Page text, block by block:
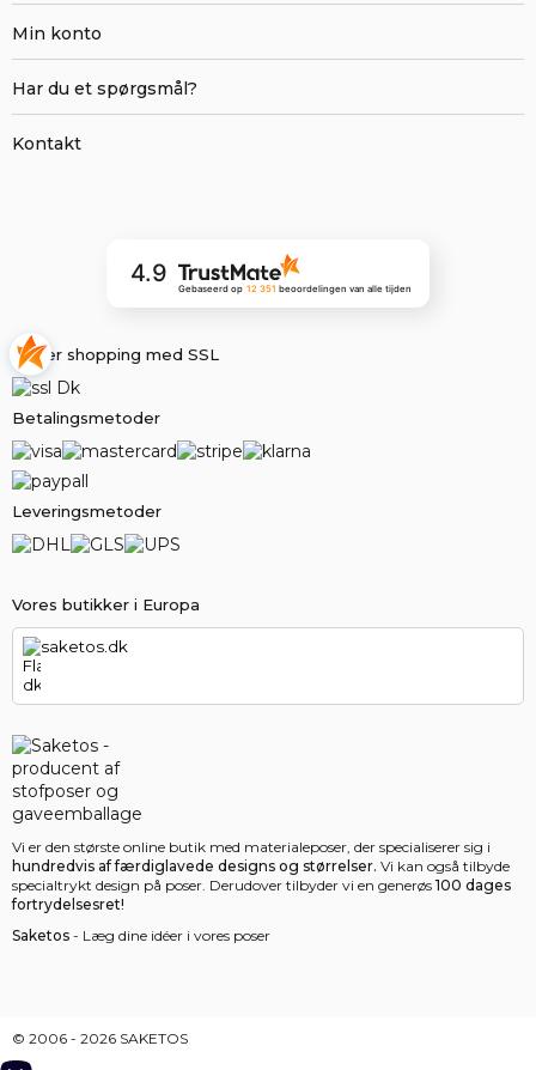
Vi er den største online butik med materialeposer, der specialiserer sig i
hundredvis af færdiglavede designs og størrelser. Vi kan også tilbyde
specialtrykt design på poser. Derudover tilbyder vi en generøs 100 dages
fortrydelsesret!
Saketos - Læg dine idéer i vores poser
Vores butikker i Europa
saketos.dk
Min konto
Har du et spørgsmål?
Kontakt
4.9
Gebaseerd op 12 351 beoordelingen van alle tijden
Sikker shopping med SSL
Betalingsmetoder
Leveringsmetoder
© 2006 - 2026 SAKETOS